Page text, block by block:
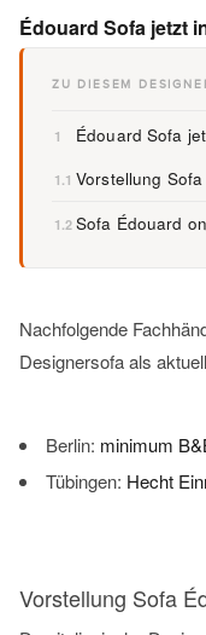
Édouard Sofa jetzt
ZU DIESEM
1 Édouard Sofa
1.1 Vorstellung
1.2 Sofa Édouard
Nachfolgende
Designersofa als
Berlin: minimum
Tübingen: Hecht
Vorstellung Sofa